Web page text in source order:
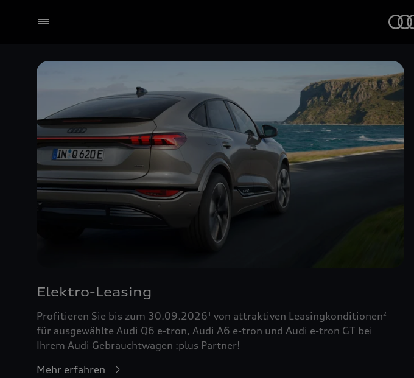
Elektro-Leasing
Profitieren Sie bis zum 30.09.20261 von attraktiven Leasingkonditionen2
für ausgewählte Audi Q6 e-tron, Audi A6 e-tron und Audi e-tron GT bei
Ihrem Audi Gebrauchtwagen :plus Partner!
Mehr erfahren